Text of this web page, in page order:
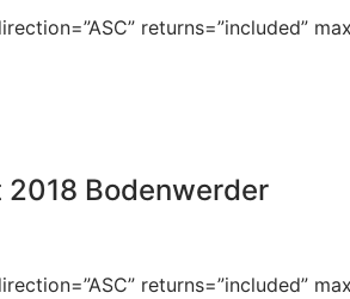
returns=”included”
Bodenwerder
returns=”included”